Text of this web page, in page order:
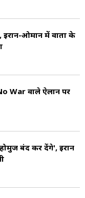
सदस्य है. ओमान
पर है (Oman
ईरान-ओमान में वार्ता के
War वाले ऐलान पर
बंद कर देंगे', ईरान